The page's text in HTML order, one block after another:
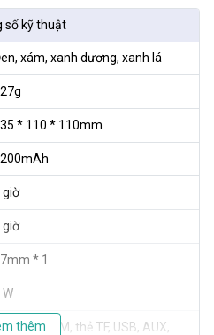
số kỹ thuật
xám, xanh dương, xanh lá
* 110 * 110mm
giờ
giờ
* 1
W
FM, thẻ TF, USB, AUX,
thêm